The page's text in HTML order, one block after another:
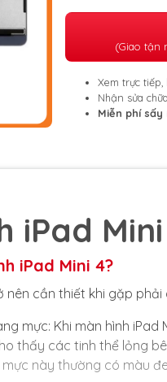
(Giao tận
Xem trực
Nhận sửa
Miễn phí
iPad
iPad Mini 4?
nên cần thiết khi gặp
mực: Khi màn hình
thấy các tinh thể lỏng
này thường có màu